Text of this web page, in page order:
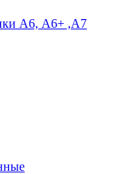
А6, А6+ ,А7